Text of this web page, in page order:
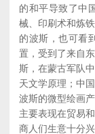
的和平导致了中
械、印刷术和炼
的波斯，也可看
置，受到了来自
斯，在蒙古军队
天文学原理；中
波斯的微型绘画
主要表现在贸易
商人们生意十分